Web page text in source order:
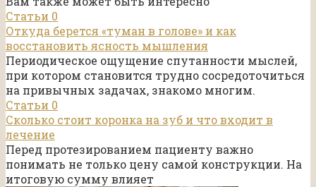
Статьи 0
Откуда берется «туман в голове» и как
восстановить ясность мышления
Периодическое ощущение спутанности мыслей,
при котором становится трудно сосредоточиться
на привычных задачах, знакомо многим.
Статьи 0
Сколько стоит коронка на зуб и что входит в
лечение
Перед протезированием пациенту важно
понимать не только цену самой конструкции. На
итоговую сумму влияет